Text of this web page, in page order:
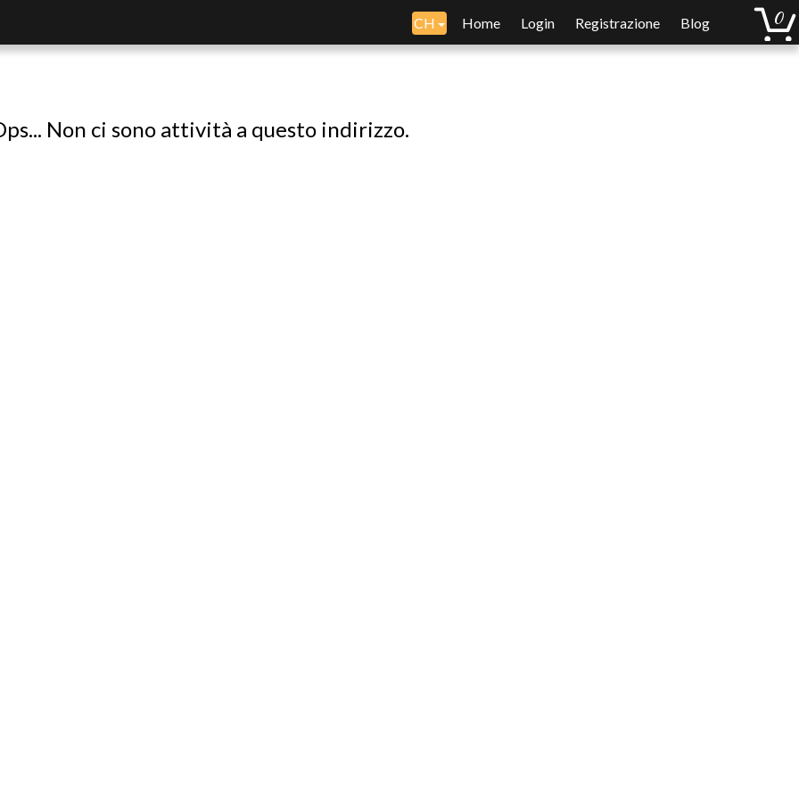
CH Home Login Registrazione Blog
Non ci sono attività a questo indirizzo.